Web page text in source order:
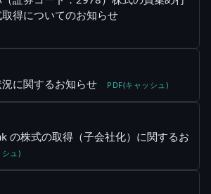
得についてのお知らせ
に関するお知らせ PDF(キャッシュ)
の株式の取得（子会社化）に関するお
シュ)